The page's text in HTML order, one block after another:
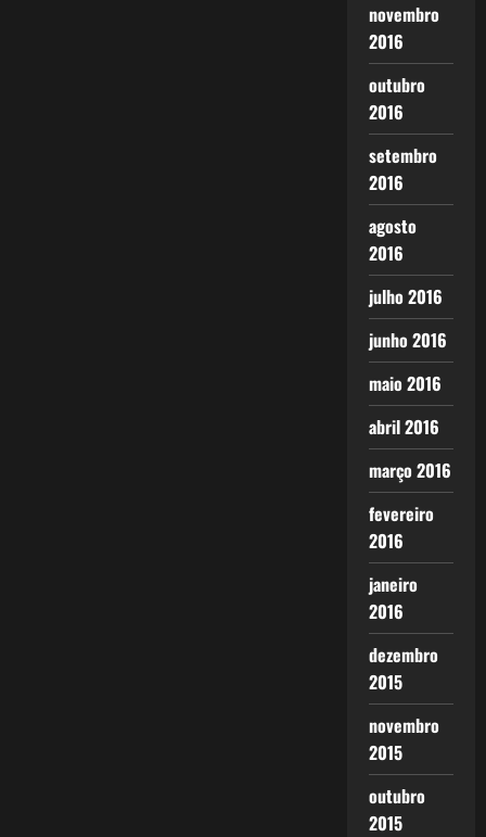
novembro
2016
outubro
2016
setembro
2016
agosto
2016
julho 2016
junho 2016
maio 2016
abril 2016
março 2016
fevereiro
2016
janeiro
2016
dezembro
2015
novembro
2015
outubro
2015